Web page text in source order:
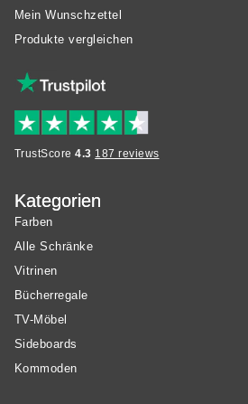
Mein Wunschzettel
Produkte vergleichen
TrustScore4.3 187 reviews
Kategorien
Farben
Alle Schränke
Vitrinen
Bücherregale
TV-Möbel
Sideboards
Kommoden